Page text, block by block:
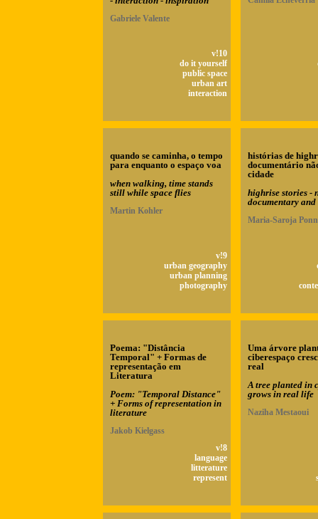
Gabriele Valente
v!10
do it yourself
public space
urban art
interaction
quando se caminha, o tempo
para enquanto o espaço voa
when walking, time stands
still while space flies
Martin Kohler
v!9
urban geography
urban planning
photography
histórias de
documentário
cidade
highrise stories -
documentary
Maria-Saroja
Poema: "Distância
Temporal" + Formas de
representação em
Literatura
Poem: "Temporal Distance"
+ Forms of representation in
literature
Jakob Kielgass
v!8
language
litterature
represent
Uma árvore
ciberespaço
real
A tree planted in
grows in real life
Naziha Mestaoui